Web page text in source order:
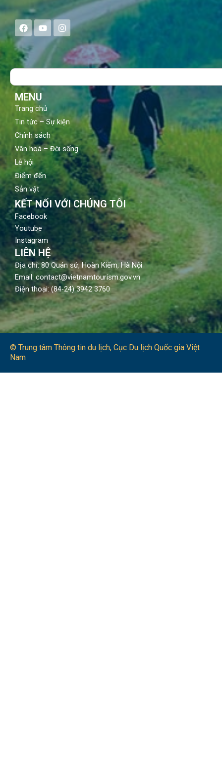
F
a
e
b
o
Y
o
t
u
b
I
n
s
a
g
Search
MENU
Trang chủ
Tin tức – Sự kiện
Chính sách
Văn hoá – Đời sống
Lễ hội
Điểm đến
Sản vật
KẾT NỐI VỚI CHÚNG TÔI
Facebook
Youtube
Instagram
LIÊN HỆ
Địa chỉ: 80 Quán sứ, Hoàn Kiếm, Hà Nội
Email: contact@vietnamtourism.gov.vn
Điện thoại: (84-24) 3942 3760
© Trung tâm Thông tin du lịch​, Cục Du lịch Quốc gia Việt
Nam